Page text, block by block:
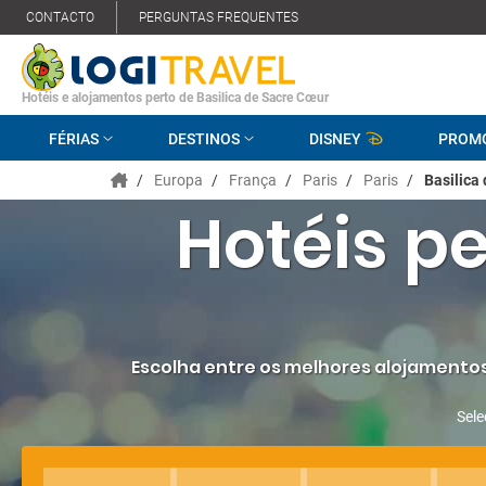
CONTACTO PERGUNTAS FREQUENTES
Hotéis e alojamentos perto de Basilica de Sacre Cœur
FÉRIAS DESTINOS DISNEY
/ Europa / França / Paris / Paris / Basilica
Hotéis
Escolha entre os melhores